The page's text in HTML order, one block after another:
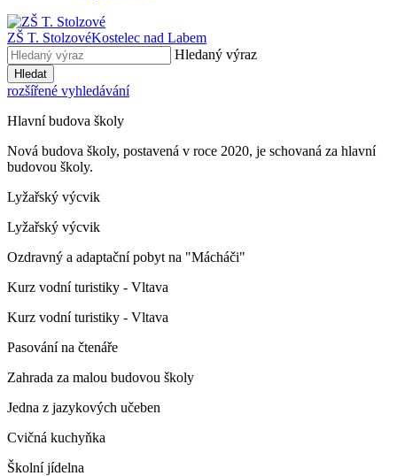
ZŠ T. StolzovéKostelec nad Labem
Hledaný výraz
Hledat
rozšířené vyhledávání
Hlavní budova školy
Nová budova školy, postavená v roce 2020, je schovaná za hlavní
budovou školy.
Lyžařský výcvik
Lyžařský výcvik
Ozdravný a adaptační pobyt na "Mácháči"
Kurz vodní turistiky - Vltava
Kurz vodní turistiky - Vltava
Pasování na čtenáře
Zahrada za malou budovou školy
Jedna z jazykových učeben
Cvičná kuchyňka
Školní jídelna